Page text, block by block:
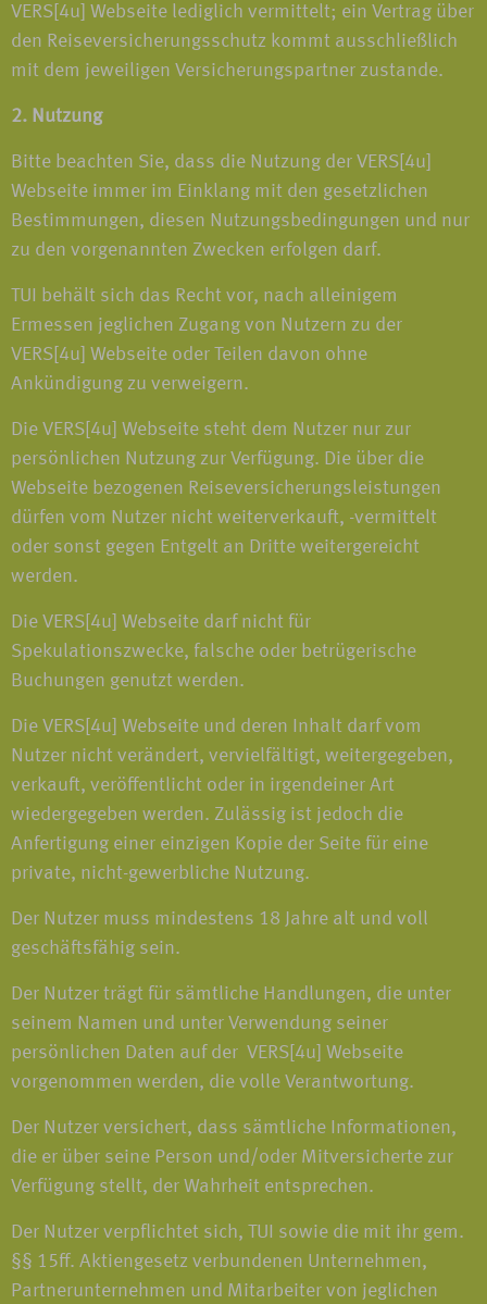
VERS[4u] Webseite lediglich vermittelt; ein Vertrag über
den Reiseversicherungsschutz kommt ausschließlich
mit dem jeweiligen Versicherungspartner zustande.
2. Nutzung
Bitte beachten Sie, dass die Nutzung der VERS[4u]
Webseite immer im Einklang mit den gesetzlichen
Bestimmungen, diesen Nutzungsbedingungen und nur
zu den vorgenannten Zwecken erfolgen darf.
TUI behält sich das Recht vor, nach alleinigem
Ermessen jeglichen Zugang von Nutzern zu der
VERS[4u] Webseite oder Teilen davon ohne
Ankündigung zu verweigern.
Die VERS[4u] Webseite steht dem Nutzer nur zur
persönlichen Nutzung zur Verfügung. Die über die
Webseite bezogenen Reiseversicherungsleistungen
dürfen vom Nutzer nicht weiterverkauft, -vermittelt
oder sonst gegen Entgelt an Dritte weitergereicht
werden.
Die VERS[4u] Webseite darf nicht für
Spekulationszwecke, falsche oder betrügerische
Buchungen genutzt werden.
Die VERS[4u] Webseite und deren Inhalt darf vom
Nutzer nicht verändert, vervielfältigt, weitergegeben,
verkauft, veröffentlicht oder in irgendeiner Art
wiedergegeben werden. Zulässig ist jedoch die
Anfertigung einer einzigen Kopie der Seite für eine
private, nicht-gewerbliche Nutzung.
Der Nutzer muss mindestens 18 Jahre alt und voll
geschäftsfähig sein.
Der Nutzer trägt für sämtliche Handlungen, die unter
seinem Namen und unter Verwendung seiner
persönlichen Daten auf der VERS[4u] Webseite
vorgenommen werden, die volle Verantwortung.
Der Nutzer versichert, dass sämtliche Informationen,
die er über seine Person und/oder Mitversicherte zur
Verfügung stellt, der Wahrheit entsprechen.
Der Nutzer verpflichtet sich, TUI sowie die mit ihr gem.
§§ 15ff. Aktiengesetz verbundenen Unternehmen,
Partnerunternehmen und Mitarbeiter von jeglichen